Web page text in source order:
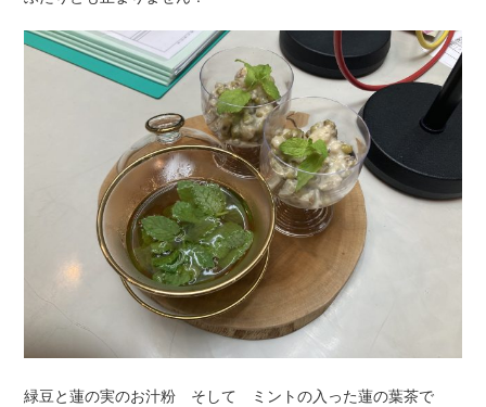
緑豆と蓮の実のお汁粉 そして ミントの入った蓮の葉茶で